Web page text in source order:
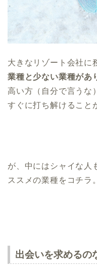
大きなリゾート会社に
業種と少ない業種があ
高い方（自分で言うな
すぐに打ち解けること
が、中にはシャイな人
ススメの業種をコチラ。
出会いを求めるの